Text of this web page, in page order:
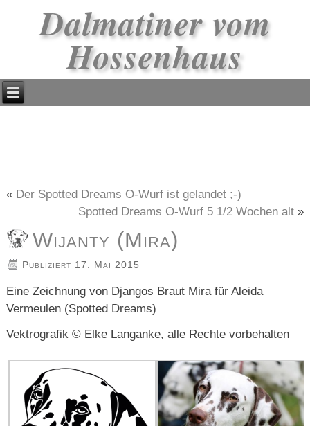
Dalmatiner vom
Hossenhaus
« Der Spotted Dreams O-Wurf ist gelandet ;-)
Spotted Dreams O-Wurf 5 1/2 Wochen alt»
Wijanty (Mira)
Publiziert 17. Mai 2015
Eine Zeichnung von Djangos Braut Mira für Aleida
Vermeulen (Spotted Dreams)
Vektrografik © Elke Langanke, alle Rechte vorbehalten